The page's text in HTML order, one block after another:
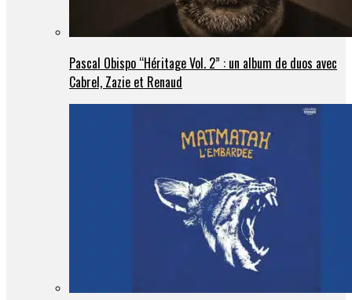
Pascal Obispo “Héritage Vol. 2” : un album de duos avec
Cabrel, Zazie et Renaud